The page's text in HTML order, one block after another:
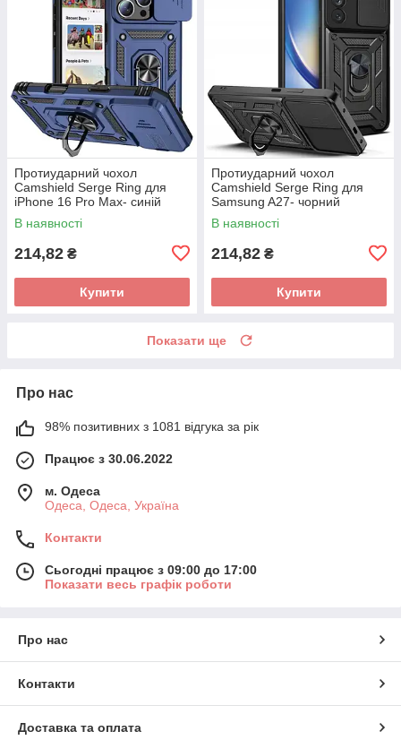
Протиударний чохол
Camshield Serge Ring для
iPhone 16 Pro Max- синій
В наявності
214,82 ₴
Купити
Протиударний чохол
Camshield Serge Ring для
Samsung A27- чорний
В наявності
214,82 ₴
Купити
Показати ще
Про нас
98% позитивних з 1081 відгука за рік
Працює з 30.06.2022
м. Одеса
Одеса, Одеса, Україна
Контакти
Сьогодні працює з 09:00 до 17:00
Показати весь графік роботи
Про нас
Контакти
Доставка та оплата